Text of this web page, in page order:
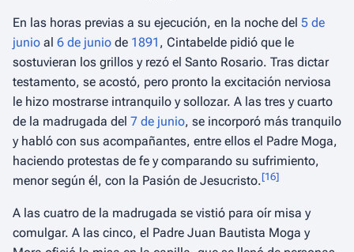
En las horas previas a su ejecución, en la noche del 5 de
junio al 6 de junio de 1891 , Cintabelde pidió que le
sostuvieran los grillos y rezó el Santo Rosario. Tras dictar
testamento, se acostó, pero pronto la excitación nerviosa
le hizo mostrarse intranquilo y sollozar. A las tres y cuarto
de la madrugada del 7 de junio, se incorporó más tranquilo
y habló con sus acompañantes, entre ellos el Padre Moga,
haciendo protestas de fe y comparando su sufrimiento,
menor según él, con la Pasión de Jesucristo.[16]
A las cuatro de la madrugada se vistió para oír misa y
comulgar. A las cinco, el Padre Juan Bautista Moga y